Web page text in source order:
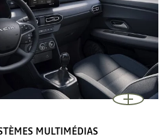
MULTIMÉDIAS